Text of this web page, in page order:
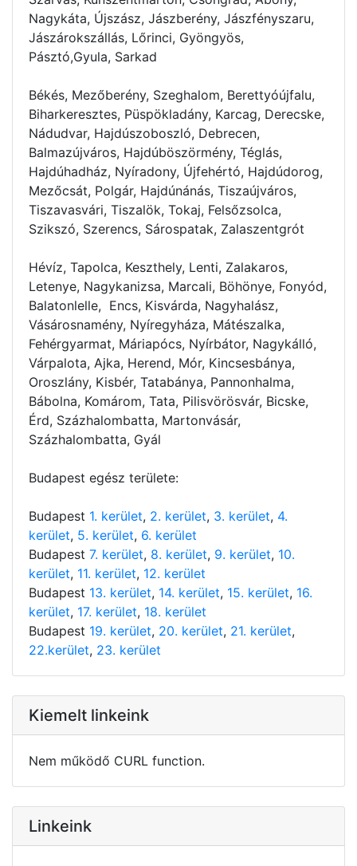
Nagykáta, Újszász, Jászberény, Jászfényszaru,
Jászárokszállás, Lőrinci, Gyöngyös,
Pásztó,Gyula, Sarkad
Békés, Mezőberény, Szeghalom, Berettyóújfalu,
Biharkeresztes, Püspökladány, Karcag, Derecske,
Nádudvar, Hajdúszoboszló, Debrecen,
Balmazújváros, Hajdúböszörmény, Téglás,
Hajdúhadház, Nyíradony, Újfehértó, Hajdúdorog,
Mezőcsát, Polgár, Hajdúnánás, Tiszaújváros,
Tiszavasvári, Tiszalök, Tokaj, Felsőzsolca,
Szikszó, Szerencs, Sárospatak, Zalaszentgrót
Hévíz, Tapolca, Keszthely, Lenti, Zalakaros,
Letenye, Nagykanizsa, Marcali, Böhönye, Fonyód,
Balatonlelle, Encs, Kisvárda, Nagyhalász,
Vásárosnamény, Nyíregyháza, Mátészalka,
Fehérgyarmat, Máriapócs, Nyírbátor, Nagykálló,
Várpalota, Ajka, Herend, Mór, Kincsesbánya,
Oroszlány, Kisbér, Tatabánya, Pannonhalma,
Bábolna, Komárom, Tata, Pilisvörösvár, Bicske,
Érd, Százhalombatta, Martonvásár,
Százhalombatta, Gyál
Budapest egész területe:
Budapest 1. kerület, 2. kerület, 3. kerület, 4.
kerület, 5. kerület, 6. kerület
Budapest 7. kerület, 8. kerület, 9. kerület, 10.
kerület, 11. kerület, 12. kerület
Budapest 13. kerület, 14. kerület, 15. kerület, 16.
kerület, 17. kerület, 18. kerület
Budapest 19. kerület, 20. kerület, 21. kerület,
22.kerület, 23. kerület
Kiemelt linkeink
Nem működő CURL function.
Linkeink